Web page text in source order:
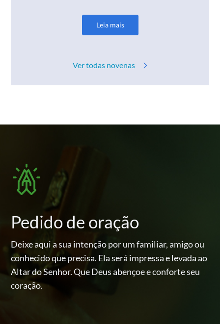
Leia mais
Ver todas novenas
Pedido de oração
Deixe aqui a sua intenção por um familiar, amigo ou
conhecidoque precisa. Ela será impressa e levada ao
Altar do Senhor.Que Deus abençoe e conforte seu
coração.